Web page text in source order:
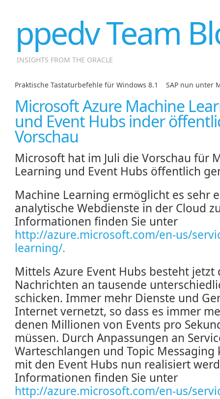
ppedv Team
INSIGHTS FROM THE ORACLE
Praktische Tastaturbefehle für Windows 8.1 SAP nun unter
Microsoft Azure Machine
und Event Hubs inder
Vorschau
Microsoft hat im Juli die Vorschau für
Learning und Event Hubs öffentlich
Machine Learning ermöglicht es sehr
analytische Webdienste in der Cloud
Informationen finden Sie unter
http://azure.microsoft.com/en-us/
learning/.
Mittels Azure Event Hubs besteht
Nachrichten an tausende
schicken. Immer mehr Dienste und
Internet vernetzt, so dass es immer
denen Millionen von Events pro
müssen. Durch Anpassungen an
Warteschlangen und Topic
mit den Event Hubs nun realisiert
Informationen finden Sie unter
http://azure.microsoft.com/en-us/